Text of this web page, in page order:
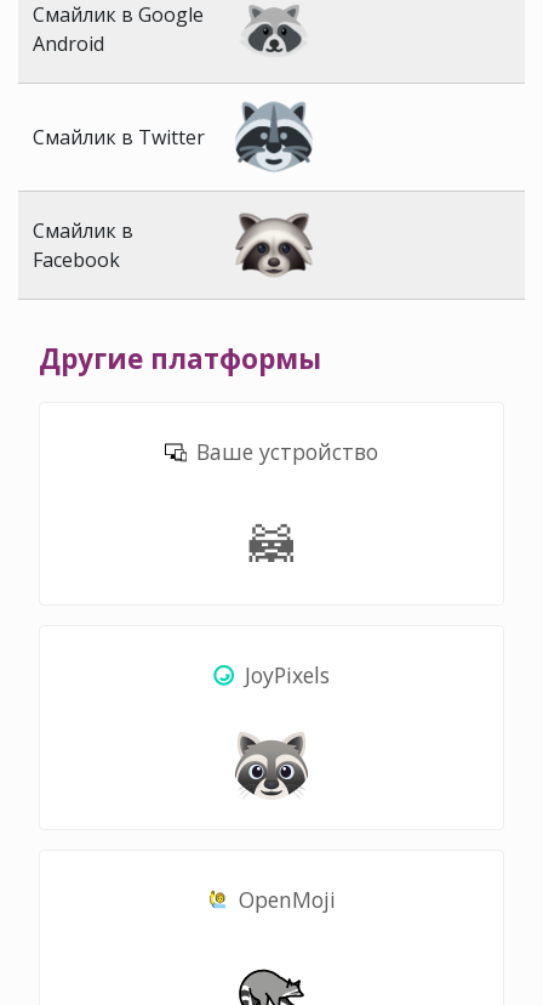
Смайлик в Google
Android
Смайлик в Twitter
Смайлик в
Facebook
Другие платформы
Ваше устройство
🦝
JoyPixels
OpenMoji